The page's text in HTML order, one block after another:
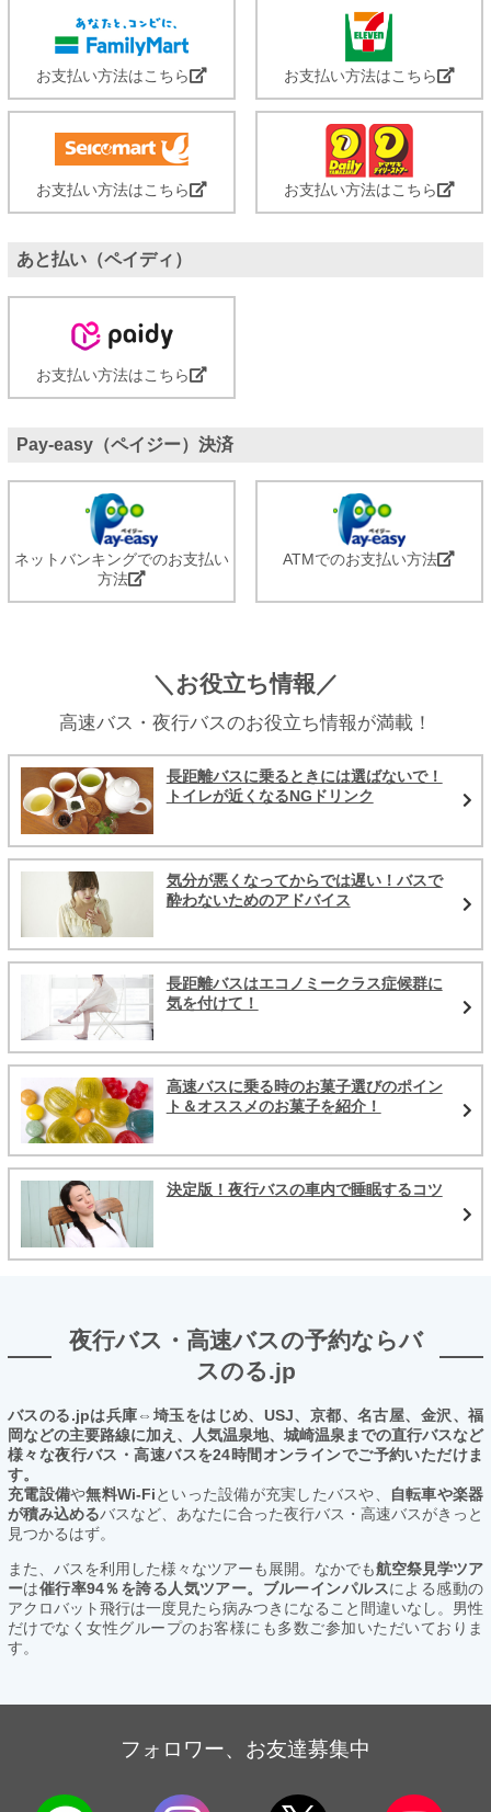
お支払い方法はこちら お支払い方法はこちら
お支払い方法はこちら お支払い方法はこちら
あと払い（ペイディ）
お支払い方法はこちら
Pay-easy（ペイジー）決済
ネットバンキングでのお支払い
方法
ATMでのお支払い方法
＼お役立ち情報／
高速バス・夜行バスのお役立ち情報が満載！
長距離バスに乗るときには選ばないで！
トイレが近くなるNGドリンク
気分が悪くなってからでは遅い！バスで
酔わないためのアドバイス
長距離バスはエコノミークラス症候群に
気を付けて！
高速バスに乗る時のお菓子選びのポイン
ト＆オススメのお菓子を紹介！
決定版！夜行バスの車内で睡眠するコツ
夜行バス・高速バスの予約ならバ
スのる.jp
バスのる.jpは兵庫⇔埼玉をはじめ、USJ、京都、名古屋、金沢、福
岡などの主要路線に加え、人気温泉地、城崎温泉までの直行バスなど
様々な夜行バス・高速バスを24時間オンラインでご予約いただけま
す。
充電設備や無料Wi-Fiといった設備が充実したバスや、
自転車や楽器
が積み込めるバスなど、あなたに合った夜行バス・高速バスがきっと
見つかるはず。
また、バスを利用した様々なツアーも展開。なかでも航空祭見学ツア
ーは催行率94％を誇る人気ツアー。ブルーインパルスによる感動の
アクロバット飛行は一度見たら病みつきになること間違いなし。男性
だけでなく女性グループのお客様にも多数ご参加いただいておりま
す。
フォロワー、お友達募集中